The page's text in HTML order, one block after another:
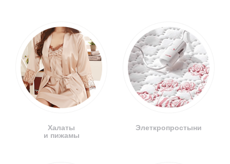
Халаты
и пижамы
Элеткропростыни